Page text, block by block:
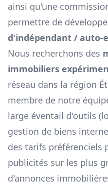
ainsi qu'une
permettre de
d'indépendant / auto-
Nous recherchons des
immobiliers
réseau dans la région
membre de notre
large éventail d'outils
gestion de biens
des tarifs préférenciels
publicités sur les plus
d'annonces